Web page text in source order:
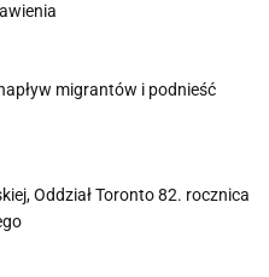
migrantów i podnieść
Oddział Toronto 82. rocznica